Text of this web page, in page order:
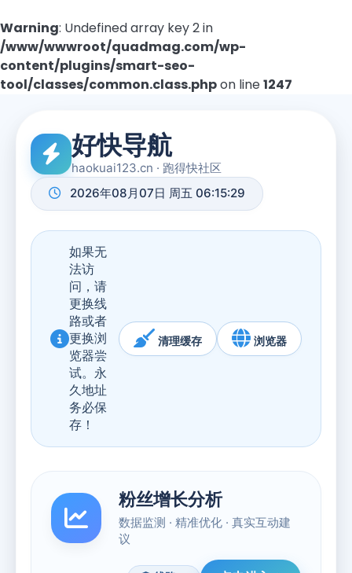
Warning: Undefined array key 2 in
/www/wwwroot/quadmag.com/wp-
content/plugins/smart-seo-
tool/classes/common.class.phpon line1247